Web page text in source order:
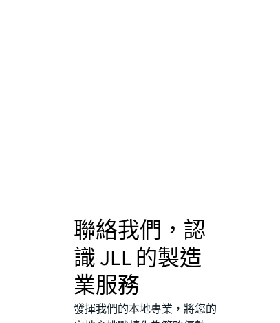
聯絡我們，認
識 JLL 的製造
業服務
發揮我們的本地專業，將您的